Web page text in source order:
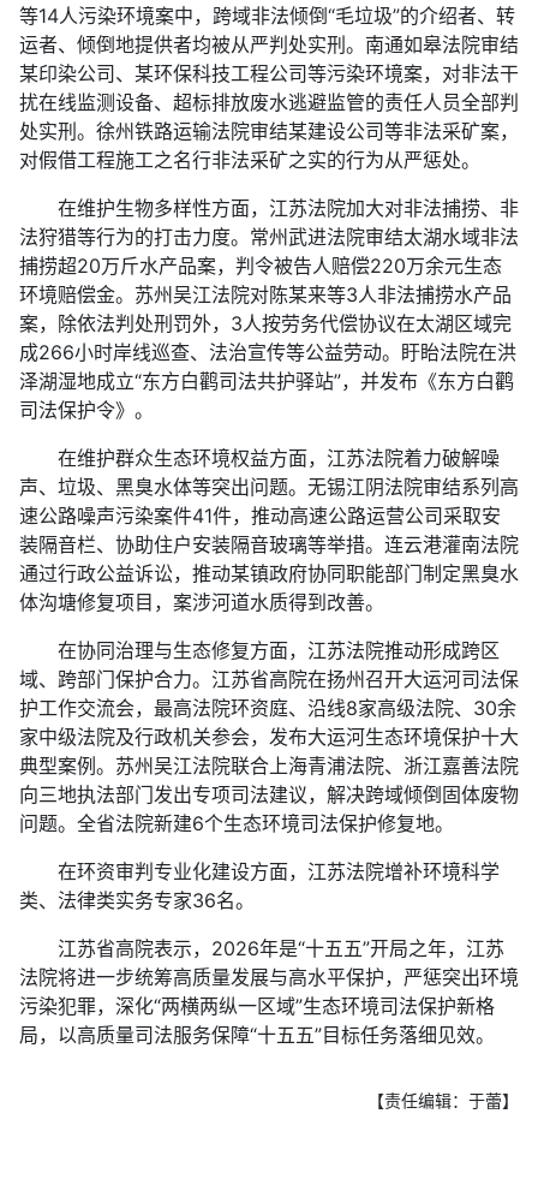
等14人污染环境案中，跨域非法倾倒“毛垃圾”的介绍者、转
运者、倾倒地提供者均被从严判处实刑。南通如皋法院审结
某印染公司、某环保科技工程公司等污染环境案，对非法干
扰在线监测设备、超标排放废水逃避监管的责任人员全部判
处实刑。徐州铁路运输法院审结某建设公司等非法采矿案，
对假借工程施工之名行非法采矿之实的行为从严惩处。
在维护生物多样性方面，江苏法院加大对非法捕捞、非
法狩猎等行为的打击力度。常州武进法院审结太湖水域非法
捕捞超20万斤水产品案，判令被告人赔偿220万余元生态
环境赔偿金。苏州吴江法院对陈某来等3人非法捕捞水产品
案，除依法判处刑罚外，3人按劳务代偿协议在太湖区域完
成266小时岸线巡查、法治宣传等公益劳动。盱眙法院在洪
泽湖湿地成立“东方白鹳司法共护驿站”，并发布《东方白鹳
司法保护令》。
在维护群众生态环境权益方面，江苏法院着力破解噪
声、垃圾、黑臭水体等突出问题。无锡江阴法院审结系列高
速公路噪声污染案件41件，推动高速公路运营公司采取安
装隔音栏、协助住户安装隔音玻璃等举措。连云港灌南法院
通过行政公益诉讼，推动某镇政府协同职能部门制定黑臭水
体沟塘修复项目，案涉河道水质得到改善。
在协同治理与生态修复方面，江苏法院推动形成跨区
域、跨部门保护合力。江苏省高院在扬州召开大运河司法保
护工作交流会，最高法院环资庭、沿线8家高级法院、30余
家中级法院及行政机关参会，发布大运河生态环境保护十大
典型案例。苏州吴江法院联合上海青浦法院、浙江嘉善法院
向三地执法部门发出专项司法建议，解决跨域倾倒固体废物
问题。全省法院新建6个生态环境司法保护修复地。
在环资审判专业化建设方面，江苏法院增补环境科学
类、法律类实务专家36名。
江苏省高院表示，2026年是“十五五”开局之年，江苏
法院将进一步统筹高质量发展与高水平保护，严惩突出环境
污染犯罪，深化“两横两纵一区域”生态环境司法保护新格
局，以高质量司法服务保障“十五五”目标任务落细见效。
【责任编辑：于蕾】